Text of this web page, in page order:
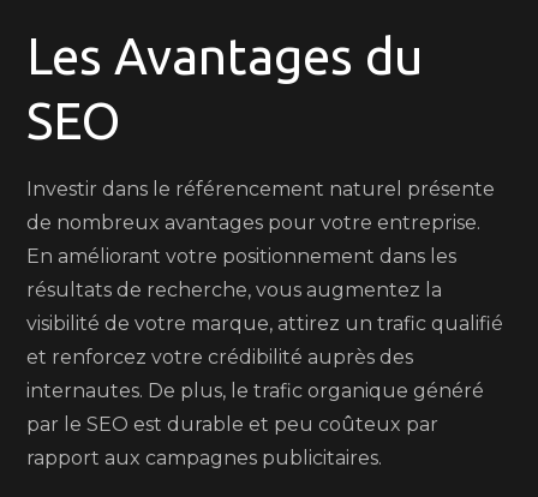
Les Avantages du
SEO
Investir dans le référencement naturel présente
de nombreux avantages pour votre entreprise.
En améliorant votre positionnement dans les
résultats de recherche, vous augmentez la
visibilité de votre marque, attirez un trafic qualifié
et renforcez votre crédibilité auprès des
internautes. De plus, le trafic organique généré
par le SEO est durable et peu coûteux par
rapport aux campagnes publicitaires.